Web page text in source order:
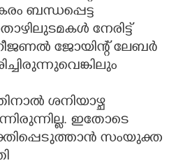
ബന്ധപ്പെട്ട
നേരിട്ട്
ജോയിന്റ് ലേബർ
ശനിയാഴ്ച
ഇതോടെ
സംയുക്ത